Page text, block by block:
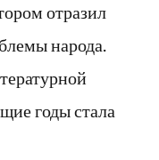
отразил
народа.
годы стала